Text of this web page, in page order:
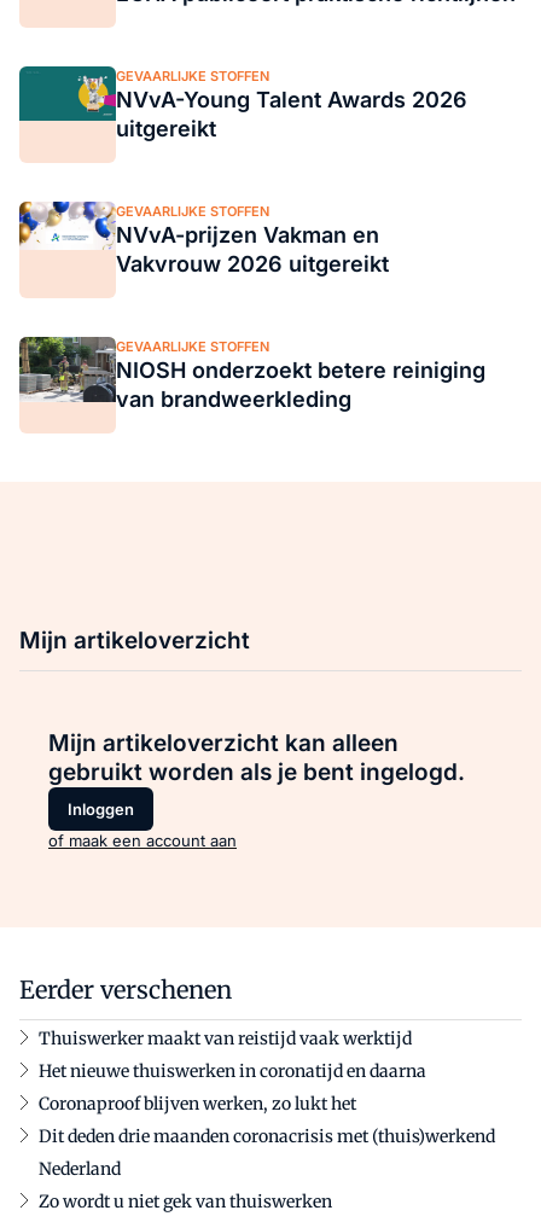
GEVAARLIJKE STOFFEN
NVvA-Young Talent Awards 2026
uitgereikt
GEVAARLIJKE STOFFEN
NVvA-prijzen Vakman en
Vakvrouw 2026 uitgereikt
GEVAARLIJKE STOFFEN
NIOSH onderzoekt betere reiniging
van brandweerkleding
Mijn artikeloverzicht
Mijn artikeloverzicht kan alleen
gebruikt worden als je bent ingelogd.
Inloggen
of maak een account aan
Eerder verschenen
Thuiswerker maakt van reistijd vaak werktijd
Het nieuwe thuiswerken in coronatijd en daarna
Coronaproof blijven werken, zo lukt het
Dit deden drie maanden coronacrisis met (thuis)werkend
Nederland
Zo wordt u niet gek van thuiswerken